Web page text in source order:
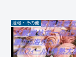
速報・その他